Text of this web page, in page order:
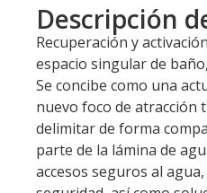
Descripción
Recuperación y
espacio singular de
Se concibe como una
nuevo foco de atracción
delimitar de forma
parte de la lámina de
accesos seguros al